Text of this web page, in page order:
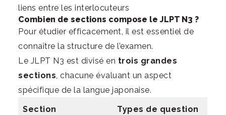
liens entre les interlocuteurs
Combien de sections compose le JLPT N3 ?
Pour étudier efficacement, il est essentiel de
connaître la structure de l’examen.
Le JLPT N3 est divisé en trois grandes
sections, chacune évaluant un aspect
spécifique de la langue japonaise.
Section
Types de question